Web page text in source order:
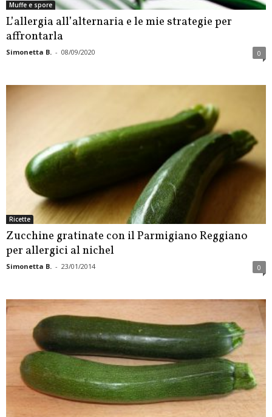
Muffe e spore
L’allergia all’alternaria e le mie strategie per
affrontarla
Simonetta B. - 08/09/2020 0
Ricette
Zucchine gratinate con il Parmigiano Reggiano
per allergici al nichel
Simonetta B. - 23/01/2014 0